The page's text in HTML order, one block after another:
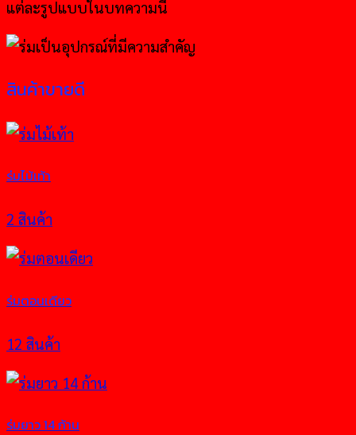
แต่ละรูปแบบในบทความนี้
สินค้าขายดี
ร่มไม้เท้า
2 สินค้า
ร่มตอนเดียว
12 สินค้า
ร่มยาว 14 ก้าน